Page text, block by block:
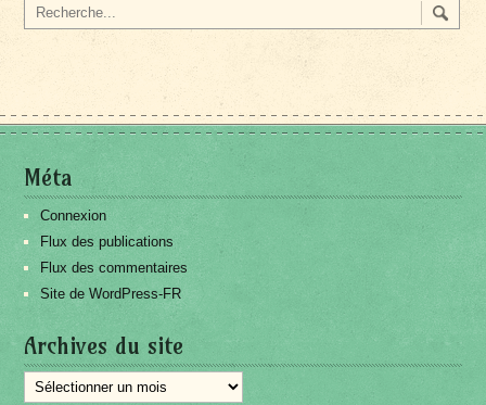
Méta
Connexion
Flux des publications
Flux des commentaires
Site de WordPress-FR
Archives du site
Archives